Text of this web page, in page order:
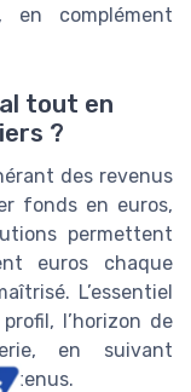
en complément
tout en
?
des revenus
fonds en euros,
permettent
euros chaque
L’essentiel
l’horizon de
en suivant